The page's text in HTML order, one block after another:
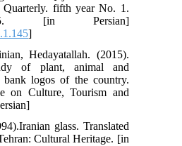
Arts Quarterly. fifth year No. 1.
[in Persian]
jic.5.1.145
Aminian, Hedayatallah. (2015).
study of plant, animal and
in bank logos of the country.
on Culture, Tourism and
[in Persian]
(1994).Iranian glass. Translated
Tehran: Cultural Heritage. [in